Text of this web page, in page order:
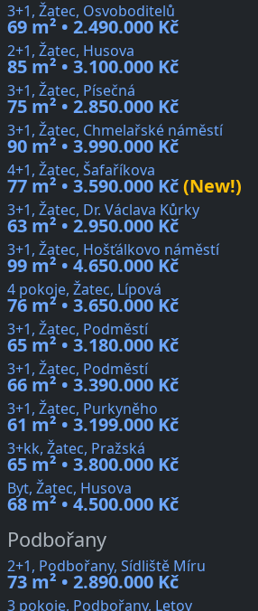
3+1, Žatec, Osvoboditelů
69 m² • 2.490.000 Kč
2+1, Žatec, Husova
85 m² • 3.100.000 Kč
3+1, Žatec, Písečná
75 m² • 2.850.000 Kč
3+1, Žatec, Chmelařské náměstí
90 m² • 3.990.000 Kč
4+1, Žatec, Šafaříkova
77 m² • 3.590.000 Kč(New!)
3+1, Žatec, Dr. Václava Kůrky
63 m² • 2.950.000 Kč
3+1, Žatec, Hošťálkovo náměstí
99 m² • 4.650.000 Kč
4 pokoje, Žatec, Lípová
76 m² • 3.650.000 Kč
3+1, Žatec, Podměstí
65 m² • 3.180.000 Kč
3+1, Žatec, Podměstí
66 m² • 3.390.000 Kč
3+1, Žatec, Purkyněho
61 m² • 3.199.000 Kč
3+kk, Žatec, Pražská
65 m² • 3.800.000 Kč
Byt, Žatec, Husova
68 m² • 4.500.000 Kč
Podbořany
2+1, Podbořany, Sídliště Míru
73 m² • 2.890.000 Kč
3 pokoje, Podbořany, Letov